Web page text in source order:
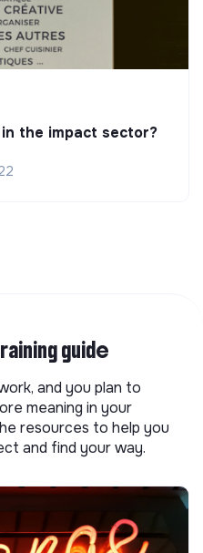
the impact sector?
guide
and you plan to
meaning in your
resources to help you
and find your way.